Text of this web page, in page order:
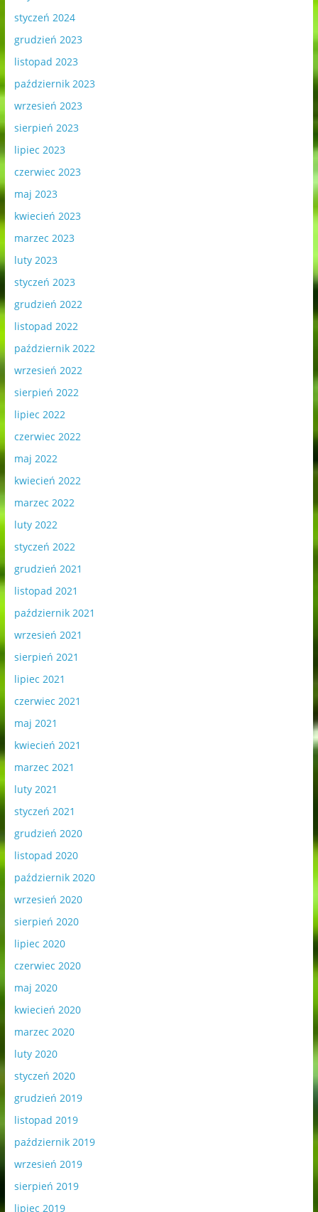
styczeń 2024
grudzień 2023
listopad 2023
październik 2023
wrzesień 2023
sierpień 2023
lipiec 2023
czerwiec 2023
maj 2023
kwiecień 2023
marzec 2023
luty 2023
styczeń 2023
grudzień 2022
listopad 2022
październik 2022
wrzesień 2022
sierpień 2022
lipiec 2022
czerwiec 2022
maj 2022
kwiecień 2022
marzec 2022
luty 2022
styczeń 2022
grudzień 2021
listopad 2021
październik 2021
wrzesień 2021
sierpień 2021
lipiec 2021
czerwiec 2021
maj 2021
kwiecień 2021
marzec 2021
luty 2021
styczeń 2021
grudzień 2020
listopad 2020
październik 2020
wrzesień 2020
sierpień 2020
lipiec 2020
czerwiec 2020
maj 2020
kwiecień 2020
marzec 2020
luty 2020
styczeń 2020
grudzień 2019
listopad 2019
październik 2019
wrzesień 2019
sierpień 2019
lipiec 2019